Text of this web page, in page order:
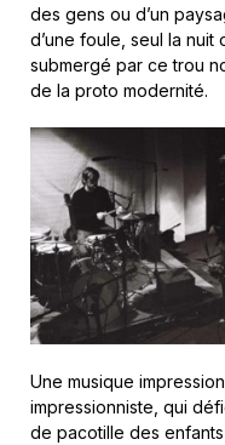
des gens ou d’un
d’une foule, seul la nuit
submergé par ce trou
de la proto modernité.
Une musique
impressionniste, qui
de pacotille des